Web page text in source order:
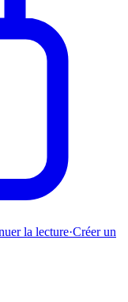
la lecture·Créer un